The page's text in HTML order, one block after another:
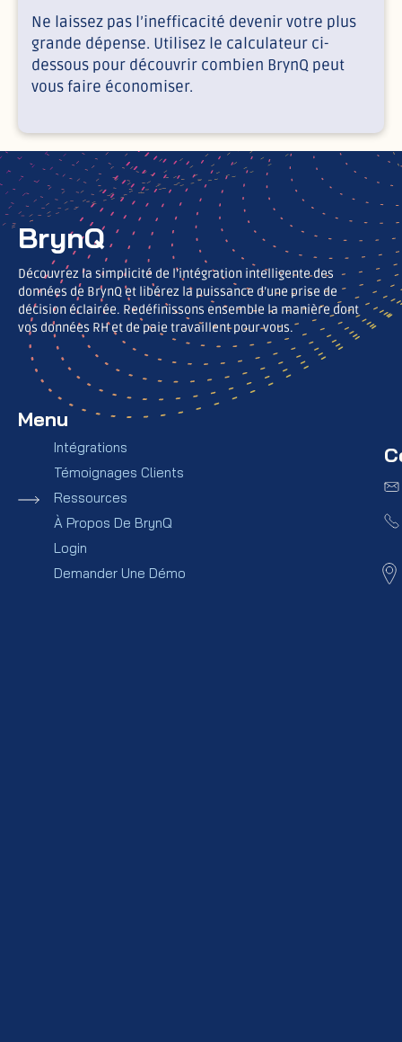
Ne laissez pas l’inefficacité devenir votre plus
grande dépense. Utilisez le calculateur ci-
dessous pour découvrir combien BrynQ peut
vous faire économiser.
BrynQ
Découvrez la simplicité de l’intégration intelligente des
données de BrynQ et libérez la puissance d’une prise de
décision éclairée. Redéfinissons ensemble la manière dont
vos données RH et de paie travaillent pour vous.
Menu
Intégrations
Témoignages Clients
Ressources
À Propos De BrynQ
Login
Demander Une Démo